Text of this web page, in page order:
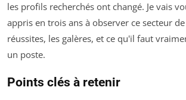
les profils recherchés ont changé. Je vais
appris en trois ans à observer ce secteur
réussites, les galères, et ce qu'il faut
un poste.
Points clés à retenir